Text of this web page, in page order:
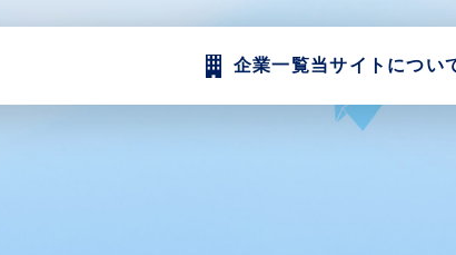
企業一覧当サイトについ